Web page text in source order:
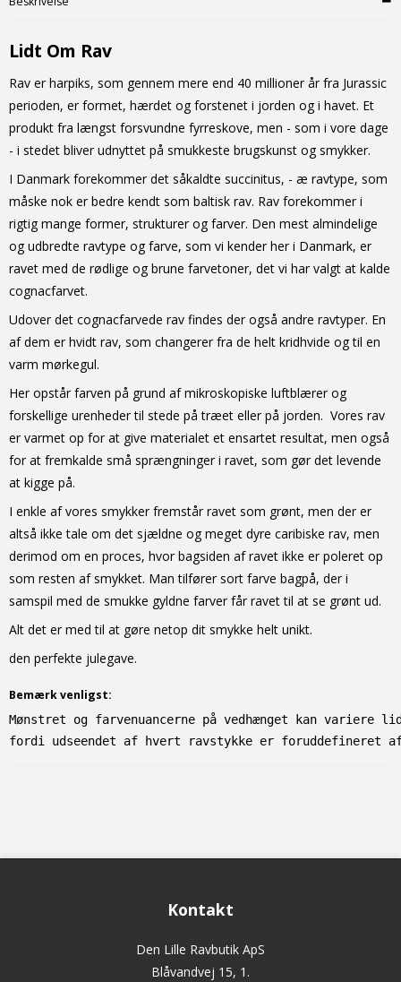
Lidt Om Rav
Rav er harpiks, som gennem mere end 40 millioner år fra Jurassic
perioden, er formet, hærdet og forstenet i jorden og i havet. Et
produkt fra længst forsvundne fyrreskove, men - som i vore dage
- i stedet bliver udnyttet på smukkeste brugskunst og smykker.
I Danmark forekommer det såkaldte succinitus, - æ ravtype, som
måske nok er bedre kendt som baltisk rav. Rav forekommer i
rigtig mange former, strukturer og farver. Den mest almindelige
og udbredte ravtype og farve, som vi kender her i Danmark, er
ravet med de rødlige og brune farvetoner, det vi har valgt at kalde
cognacfarvet.
Udover det cognacfarvede rav findes der også andre ravtyper. En
af dem er hvidt rav, som changerer fra de helt kridhvide og til en
varm mørkegul.
Her opstår farven på grund af mikroskopiske luftblærer og
forskellige urenheder til stede på træet eller på jorden. Vores rav
er varmet op for at give materialet et ensartet resultat, men også
for at fremkalde små sprængninger i ravet, som gør det levende
at kigge på.
I enkle af vores smykker fremstår ravet som grønt, men der er
altså ikke tale om det sjældne og meget dyre caribiske rav, men
derimod om en proces, hvor bagsiden af ravet ikke er poleret op
som resten af smykket. Man tilfører sort farve bagpå, der i
samspil med de smukke gyldne farver får ravet til at se grønt ud.
Alt det er med til at gøre netop dit smykke helt unikt.
den perfekte julegave.
Bemærk venligst:
Mønstret og farvenuancerne på vedhænget kan
fordi udseendet af hvert ravstykke er foruddefineret
Kontakt
Den Lille Ravbutik ApS
Blåvandvej 15, 1.